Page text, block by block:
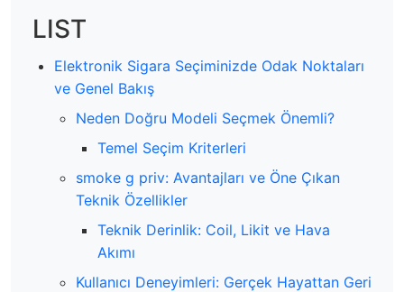
LIST
Elektronik Sigara Seçiminizde Odak Noktaları
ve Genel Bakış
Neden Doğru Modeli Seçmek Önemli?
Temel Seçim Kriterleri
smoke g priv: Avantajları ve Öne Çıkan
Teknik Özellikler
Teknik Derinlik: Coil, Likit ve Hava
Akımı
Kullanıcı Deneyimleri: Gerçek Hayattan Geri